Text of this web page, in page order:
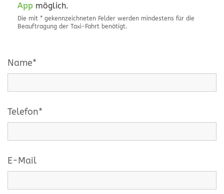
App mög­lich.
Die mit * gekennzeichneten Felder werden mindestens für die
Beauftragung der Taxi-Fahrt benötigt.
Name*
Telefon*
E-Mail